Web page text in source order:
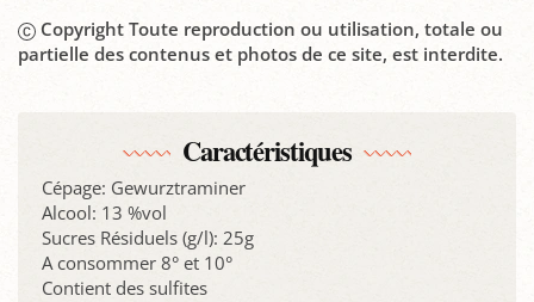
Copyright Toute reproduction ou utilisation, totale ou
partielle des contenus et photos de ce site, est interdite.
Caractéristiques
Cépage: Gewurztraminer
Alcool: 13 %vol
Sucres Résiduels (g/l): 25g
A consommer 8° et 10°
Contient des sulfites